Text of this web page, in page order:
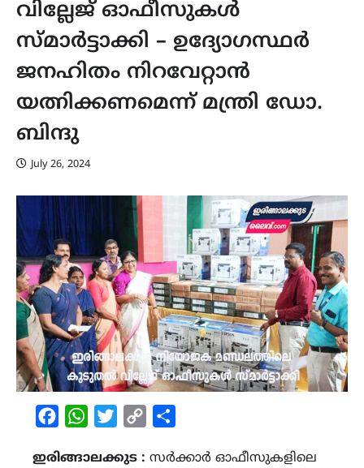
വില്ലേജ് ഓഫീസുകൾ
സ്മാർട്ടാക്കി – ഉദ്യോഗസ്ഥർ
ജനഹിതം നിറവേറ്റാൻ
യത്നിക്കണമെന്ന് മന്ത്രി ഡോ.
ബിന്ദു
July 26, 2024
FacebookWhatsAppTwitterCopy
ഇരിങ്ങാലക്കുട : സർക്കാർ ഓഫീസുകളിലെ